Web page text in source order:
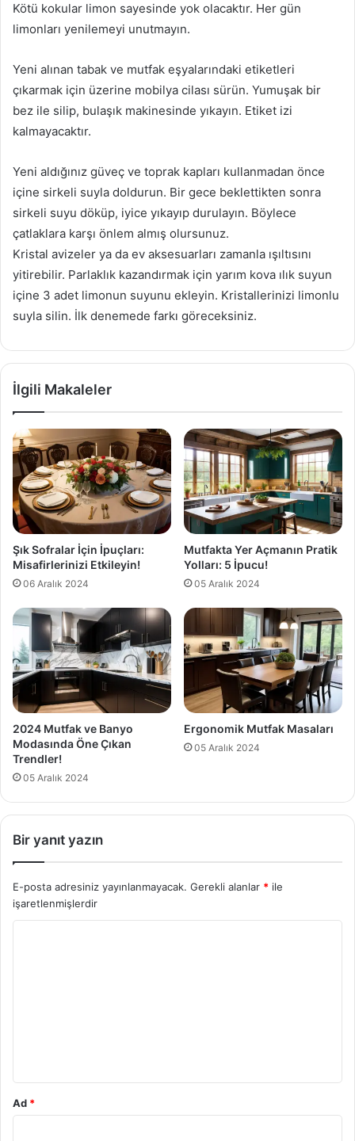
Kötü kokular limon sayesinde yok olacaktır. Her gün
limonları yenilemeyi unutmayın.
Yeni alınan tabak ve mutfak eşyalarındaki etiketleri
çıkarmak için üzerine mobilya cilası sürün. Yumuşak bir
bez ile silip, bulaşık makinesinde yıkayın. Etiket izi
kalmayacaktır.
Yeni aldığınız güveç ve toprak kapları kullanmadan önce
içine sirkeli suyla doldurun. Bir gece beklettikten sonra
sirkeli suyu döküp, iyice yıkayıp durulayın. Böylece
çatlaklara karşı önlem almış olursunuz.
Kristal avizeler ya da ev aksesuarları zamanla ışıltısını
yitirebilir. Parlaklık kazandırmak için yarım kova ılık suyun
içine 3 adet limonun suyunu ekleyin. Kristallerinizi limonlu
suyla silin. İlk denemede farkı göreceksiniz.
İlgili Makaleler
Şık Sofralar İçin İpuçları:
Misafirlerinizi Etkileyin!
06 Aralık 2024
Mutfakta Yer Açmanın Pratik
Yolları: 5 İpucu!
05 Aralık 2024
2024 Mutfak ve Banyo
Modasında Öne Çıkan
Trendler!
05 Aralık 2024
Ergonomik Mutfak Masaları
05 Aralık 2024
Bir yanıt yazın
E-posta adresiniz yayınlanmayacak. Gerekli alanlar * ile
işaretlenmişlerdir
Ad *